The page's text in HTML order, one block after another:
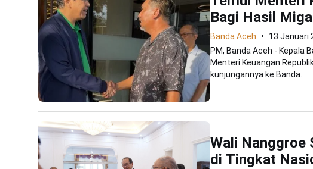
Bagi Hasil
Banda Aceh
13 Januari
PM, Banda Aceh - Kepala
Menteri Keuangan
kunjungannya ke Banda...
Wali Nanggroe
di Tingkat